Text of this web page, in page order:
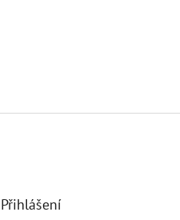
Přihlášení